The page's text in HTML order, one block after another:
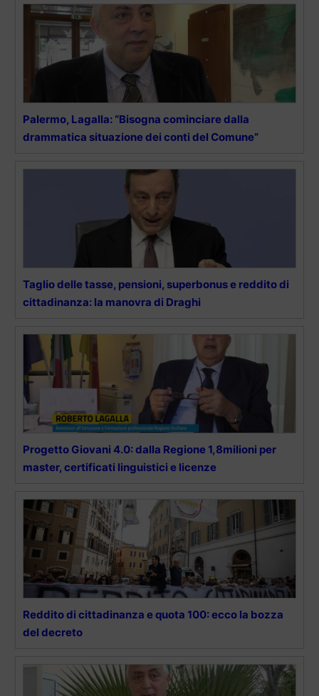
Palermo, Lagalla: “Bisogna cominciare dalla
drammatica situazione dei conti del Comune”
Taglio delle tasse, pensioni, superbonus e reddito di
cittadinanza: la manovra di Draghi
Progetto Giovani 4.0: dalla Regione 1,8milioni per
master, certificati linguistici e licenze
Reddito di cittadinanza e quota 100: ecco la bozza
del decreto